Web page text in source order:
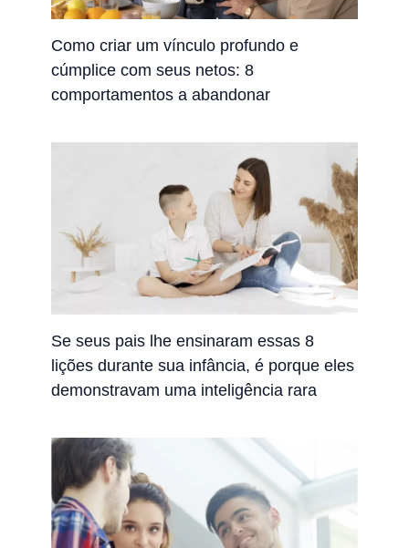
Como criar um vínculo profundo e
cúmplice com seus netos: 8
comportamentos a abandonar
Se seus pais lhe ensinaram essas 8
lições durante sua infância, é porque eles
demonstravam uma inteligência rara